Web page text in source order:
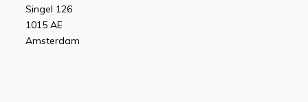
Singel 126
1015 AE
Amsterdam